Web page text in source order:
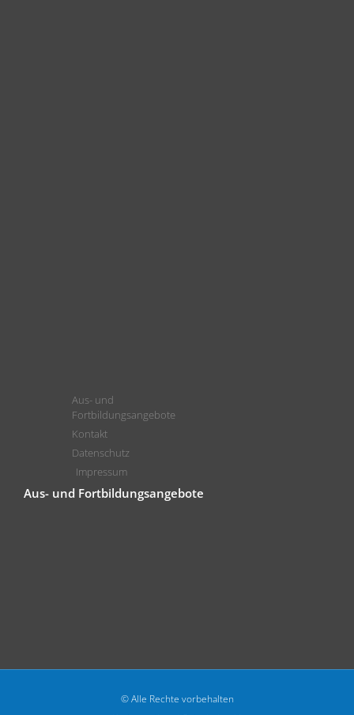
Aus- und
Fortbildungsangebote
Kontakt
Datenschutz
Impressum
Aus- und Fortbildungsangebote
© Alle Rechte vorbehalten